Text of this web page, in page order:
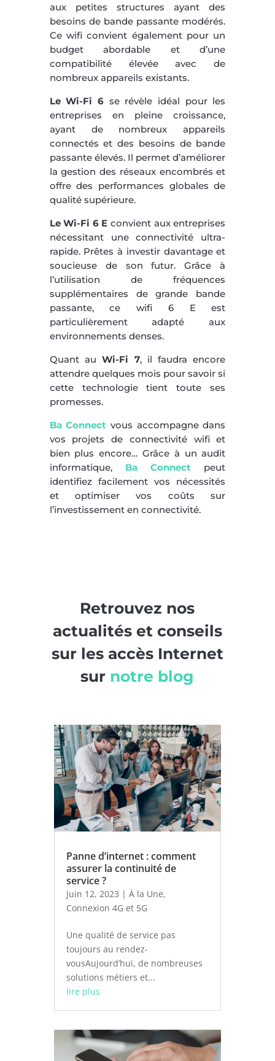
aux petites structures ayant des
besoins de bande passante modérés.
Ce wifi convient également pour un
budget abordable et d’une
compatibilité élevée avec de
nombreux appareils existants.
Le Wi-Fi 6se révèle idéal pour les
entreprises en pleine croissance,
ayant de nombreux appareils
connectés et des besoins de bande
passante élevés. Il permet d’améliorer
la gestion des réseaux encombrés et
offre des performances globales de
qualité supérieure.
Le Wi-Fi 6 E convient aux entreprises
nécessitant une connectivité ultra-
rapide. Prêtes à investir davantage et
soucieuse de son futur. Grâce à
l’utilisation de fréquences
supplémentaires de grande bande
passante, ce wifi 6 E est
particulièrement adapté aux
environnements denses.
Quant auWi-Fi 7, il faudra encore
attendre quelques mois pour savoir si
cette technologie tient toute ses
promesses.
Ba Connect vous accompagne dans
vos projets de connectivité wifi et
bien plus encore… Grâce à un audit
informatique, Ba Connect peut
identifiez facilement vos nécessités
et optimiser vos coûts sur
l’investissement en connectivité.
Retrouvez nos
actualités et conseils
sur les accès Internet
sur notre blog
Panne d’internet : comment
assurer la continuité de
service ?
Juin 12, 2023 | À la Une,
Connexion 4G et 5G
Une qualité de service pas
toujours au rendez-
vousAujourd’hui, de nombreuses
solutions métiers et...
lire plus